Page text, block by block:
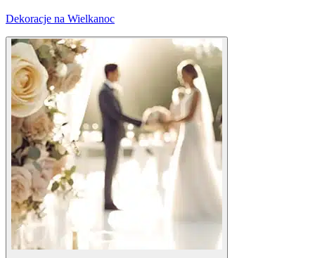
Dekoracje na Wielkanoc